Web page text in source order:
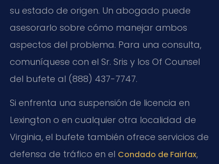
su estado de origen. Un abogado puede
asesorarlo sobre cómo manejar ambos
aspectos del problema. Para una consulta,
comuníquese con el Sr. Sris y los Of Counsel
del bufete al (888) 437-7747.
Si enfrenta una suspensión de licencia en
Lexington o en cualquier otra localidad de
Virginia, el bufete también ofrece servicios de
defensa de tráfico en el Condado de Fairfax,